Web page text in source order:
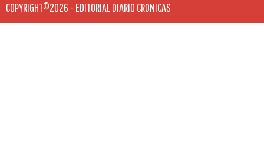
COPYRIGHT©2026 - EDITORIAL DIARIO CRONICAS